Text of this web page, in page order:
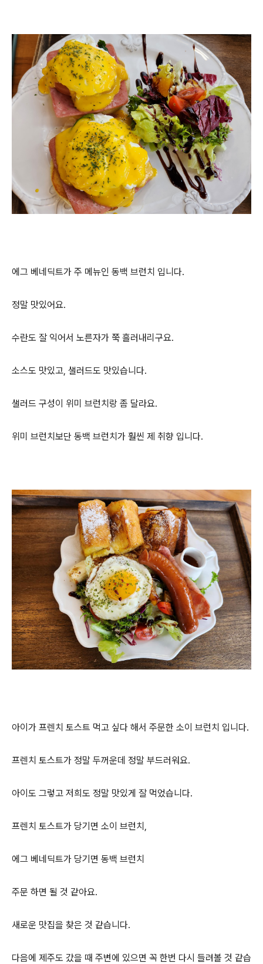
에그 베네딕트가 주 메뉴인 동백 브런치 입니다.
정말 맛있어요.
수란도 잘 익어서 노른자가 쭉 흘러내리구요.
소스도 맛있고, 샐러드도 맛있습니다.
샐러드 구성이 위미 브런치랑 좀 달라요.
위미 브런치보단 동백 브런치가 훨씬 제 취향 입니다.
아이가 프렌치 토스트 먹고 싶다 해서 주문한 소이 브런치 입니다.
프렌치 토스트가 정말 두꺼운데 정말 부드러워요.
아이도 그렇고 저희도 정말 맛있게 잘 먹었습니다.
프렌치 토스트가 당기면 소이 브런치,
에그 베네딕트가 당기면 동백 브런치
주문 하면 될 것 같아요.
새로운 맛집을 찾은 것 같습니다.
다음에 제주도 갔을 때 주변에 있으면 꼭 한번 다시 들려볼 것 같습